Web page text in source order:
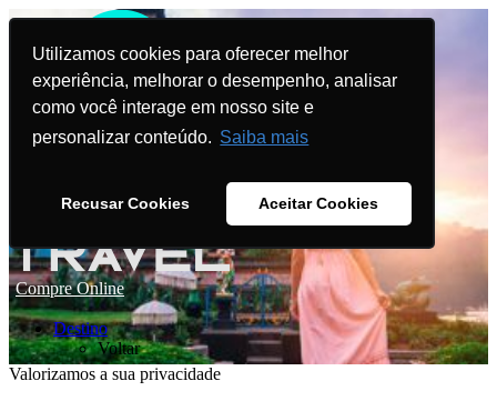
Utilizamos cookies para oferecer melhor
experiência, melhorar o desempenho, analisar
como você interage em nosso site e
personalizar conteúdo. Saiba mais
Recusar Cookies Aceitar Cookies
Compre Online
Destino
Voltar
Valorizamos a sua privacidade